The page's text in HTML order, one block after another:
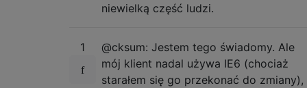
niewielką część ludzi.
1
@cksum: Jestem tego świadomy. Ale
mój klient nadal używa IE6 (chociaż
starałem się go przekonać do zmiany),